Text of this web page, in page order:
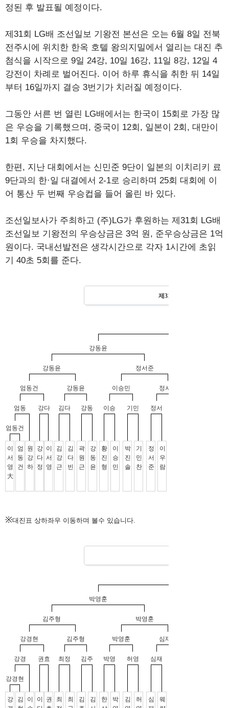
정된 후 발표될 예정이다.
제31회 LG배 조선일보 기왕전 본선은 오는 6월 8일 전북
전주시에 위치한 한옥 호텔 왕의지밀에서 열리는 대진 추
첨식을 시작으로 9일 24강, 10일 16강, 11일 8강, 12일 4
강전이 차례로 벌어진다. 이어 하루 휴식을 취한 뒤 14일
부터 16일까지 결승 3번기가 치러질 예정이다.
그동안 서른 번 열린 LG배에서는 한국이 15회로 가장 많
은 우승을 기록했으며, 중국이 12회, 일본이 2회, 대만이
1회 우승을 차지했다.
한편, 지난 대회에서는 신민준 9단이 일본의 이치리키 료
9단과의 한·일 대결에서 2-1로 승리하며 25회 대회에 이
어 통산 두 번째 우승컵을 들어 올린 바 있다.
조선일보사가 주최하고 (주)LG가 후원하는 제31회 LG배
조선일보 기왕전의 우승상금은 3억 원, 준우승상금은 1억
원이다. 국내선발전은 생각시간으로 각자 1시간에 초읽
기 40초 5회를 준다.
※대진표 상하좌우 이동하며 볼수 있습니다.